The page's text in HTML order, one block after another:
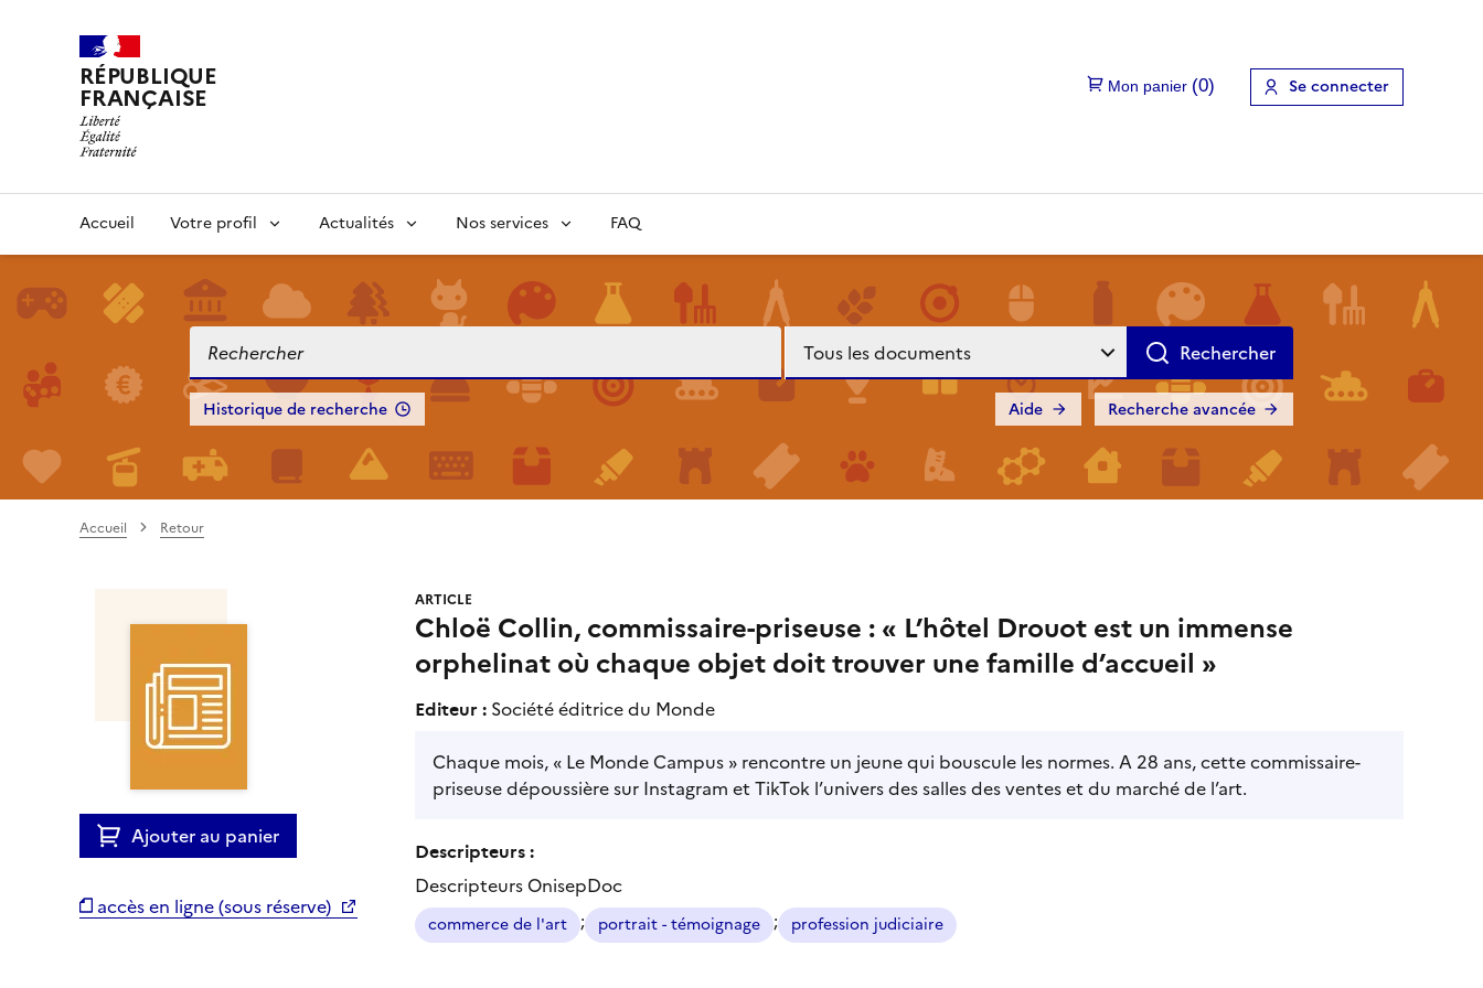
RÉPUBLIQUE
FRANÇAISE Se connecter
Accueil Votre profil Actualités Nos services FAQ
Historique de recherche Recherche avancée
Aide
Accueil Retour
Ajouter au panier
accès en ligne (sous réserve)
ARTICLE
Chloë Collin, commissaire-priseuse : « L’hôtel Drouot est un immense
orphelinat où chaque objet doit trouver une famille d’accueil »
Editeur : Société éditrice du Monde
Chaque mois, « Le Monde Campus » rencontre un jeune qui bouscule les normes. A 28 ans, cette commissaire-
priseuse dépoussière sur Instagram et TikTok l’univers des salles des ventes et du marché de l’art.
Descripteurs :
Descripteurs OnisepDoc
commerce de l'art ; portrait - témoignage ; profession judiciaire